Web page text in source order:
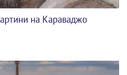
на Караваджо